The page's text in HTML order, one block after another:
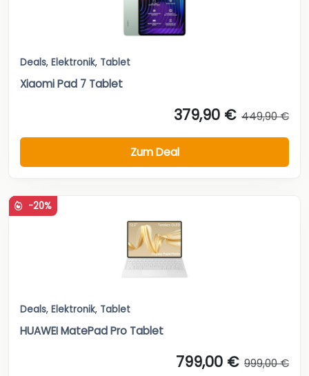
Deals, Elektronik, Tablet
Xiaomi Pad 7 Tablet
379,90 € 449,90 €
Zum Deal
-20%
Deals, Elektronik, Tablet
HUAWEI MatePad Pro Tablet
799,00 € 999,00 €